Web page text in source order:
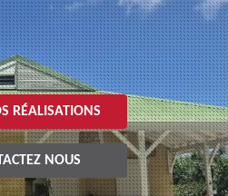
RÉALISATIONS
NOUS